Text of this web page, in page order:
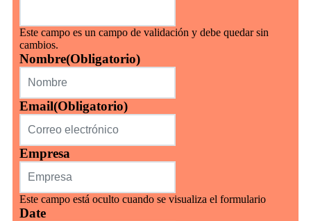
Este campo es un campo de validación y debe quedar sin
cambios.
Nombre(Obligatorio)
Email(Obligatorio)
Empresa
Este campo está oculto cuando se visualiza el formulario
Date